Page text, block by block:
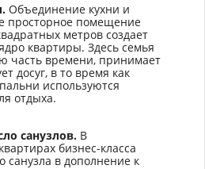
Объединение кухни и
просторное помещение
метров создает
квартиры. Здесь семья
часть времени, принимает
досуг, в то время как
используются
отдыха.
санузлов. В
бизнес-класса
санузла в дополнение к